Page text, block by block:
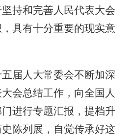
持和完善人民代表大会
具有十分重要的现实意
人大常委会不断加深
会总结工作，向全国人
进行专题汇报，提档升
陈列展，自觉传承好这